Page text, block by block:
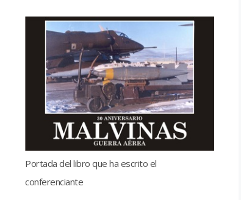
Portada del libro que ha escrito el
conferenciante